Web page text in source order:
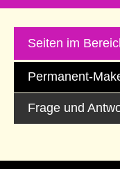
Seiten im
Permanent-
Frage und